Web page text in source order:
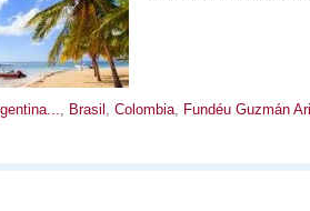
Brasil Colombia, Fundéu Guzmán